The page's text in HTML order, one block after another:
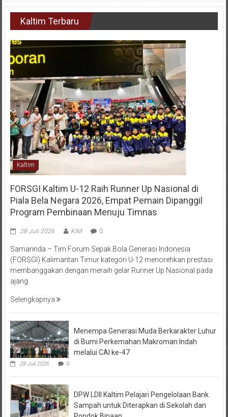
Kaltim Terbaru
Kaltim
FORSGI Kaltim U-12 Raih Runner Up Nasional di
Piala Bela Negara 2026, Empat Pemain Dipanggil
Program Pembinaan Menuju Timnas
(FORSGI) Kalimantan Timur kategori U-12 menorehkan prestasi
membanggakan dengan meraih gelar Runner Up Nasional pada
ajang
di Bumi Perkemahan Makroman Indah
melalui CAI ke-47
28 Juli 2026 0
Sampah untuk Diterapkan di Sekolah dan
Pondok Binaan